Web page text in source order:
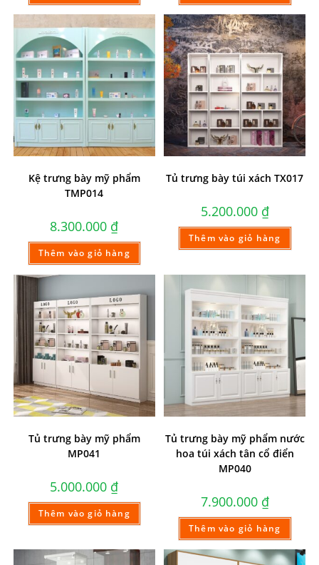
Kệ trưng bày mỹ phẩm
TMP014
8.300.000 ₫
Thêm vào giỏ hàng
Tủ trưng bày túi xách TX017
5.200.000 ₫
Thêm vào giỏ hàng
Tủ trưng bày mỹ phẩm
MP041
5.000.000 ₫
Thêm vào giỏ hàng
Tủ trưng bày mỹ phẩm nước
hoa túi xách tân cổ điển
MP040
7.900.000 ₫
Thêm vào giỏ hàng